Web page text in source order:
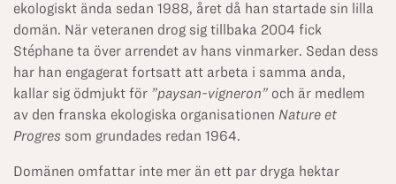
ekologiskt ända sedan 1988, året då han startade sin lilla
domän. När veteranen drog sig tillbaka 2004 fick
Stéphane ta över arrendet av hans vinmarker. Sedan dess
har han engagerat fortsatt att arbeta i samma anda,
kallar sig ödmjukt för ”paysan-vigneron” och är medlem
av den franska ekologiska organisationen Nature et
Progres som grundades redan 1964.
Domänen omfattar inte mer än ett par dryga hektar